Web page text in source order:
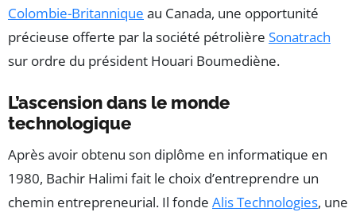
Colombie-Britannique au Canada, une opportunité
précieuse offerte par la société pétrolière Sonatrach
sur ordre du président Houari Boumediène.
L’ascension dans le monde
technologique
Après avoir obtenu son diplôme en informatique en
1980, Bachir Halimi fait le choix d’entreprendre un
chemin entrepreneurial. Il fonde Alis Technologies, une